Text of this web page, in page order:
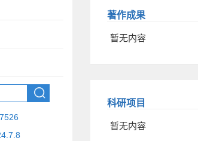
7 8
著作成果
暂无内容
科研项目
暂无内容